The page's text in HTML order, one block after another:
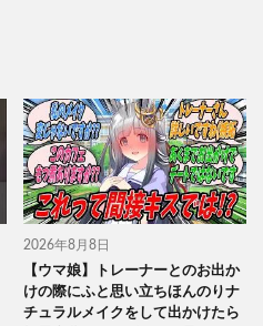
2026年8月8日
【ウマ娘】トレーナーとのお出か
けの際にふと思い立ちほんのりナ
チュラルメイクをして出かけたら